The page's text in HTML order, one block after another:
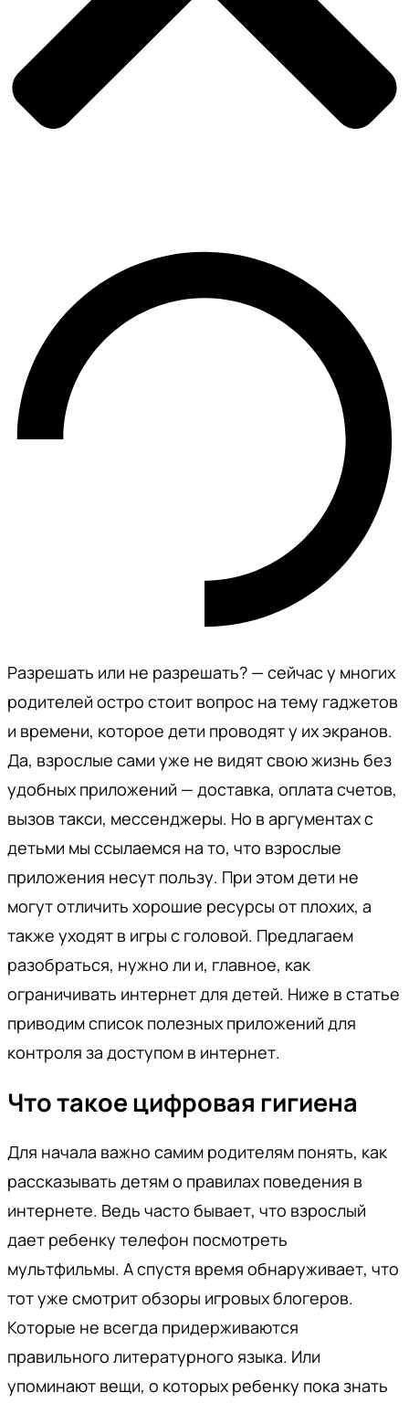
Разрешать или не разрешать? — сейчас у многих
родителей остро стоит вопрос на тему гаджетов
и времени, которое дети проводят у их экранов.
Да, взрослые сами уже не видят свою жизнь без
удобных приложений — доставка, оплата счетов,
вызов такси, мессенджеры. Но в аргументах с
детьми мы ссылаемся на то, что взрослые
приложения несут пользу. При этом дети не
могут отличить хорошие ресурсы от плохих, а
также уходят в игры с головой. Предлагаем
разобраться, нужно ли и, главное, как
ограничивать интернет для детей. Ниже в статье
приводим список полезных приложений для
контроля за доступом в интернет.
Что такое цифровая гигиена
Для начала важно самим родителям понять, как
рассказывать детям о правилах поведения в
интернете. Ведь часто бывает, что взрослый
дает ребенку телефон посмотреть
мультфильмы. А спустя время обнаруживает, что
тот уже смотрит обзоры игровых блогеров.
Которые не всегда придерживаются
правильного литературного языка. Или
упоминают вещи, о которых ребенку пока знать